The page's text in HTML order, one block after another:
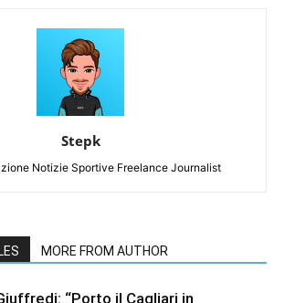
Stepk
Notizie Sportive Freelance Journalist
MORE FROM AUTHOR
“Porto il Cagliari in